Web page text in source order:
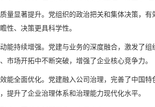
量显著提升。党组织的政治把关和集体决策，
性、决策更具科学性。
能持续增强。党建与业务的深度融合，激发了
市场开拓中不断突破，增强了企业核心竞争力。
能全面优化。党建融入公司治理，完善了中国
提升了企业治理体系和治理能力现代化水平。